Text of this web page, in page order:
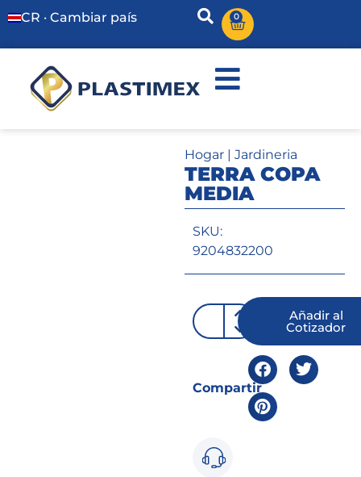
CR · Cambiar país 0
Hogar| Jardineria
TERRA COPA
MEDIA
SKU:
9204832200
Añadir al
Cotizador
Compartir